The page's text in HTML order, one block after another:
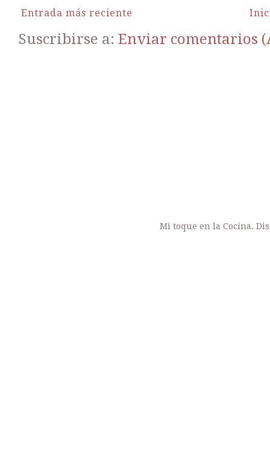
Entrada más reciente
Suscribirse a: Enviar comentarios
Mi toque en la Cocina.